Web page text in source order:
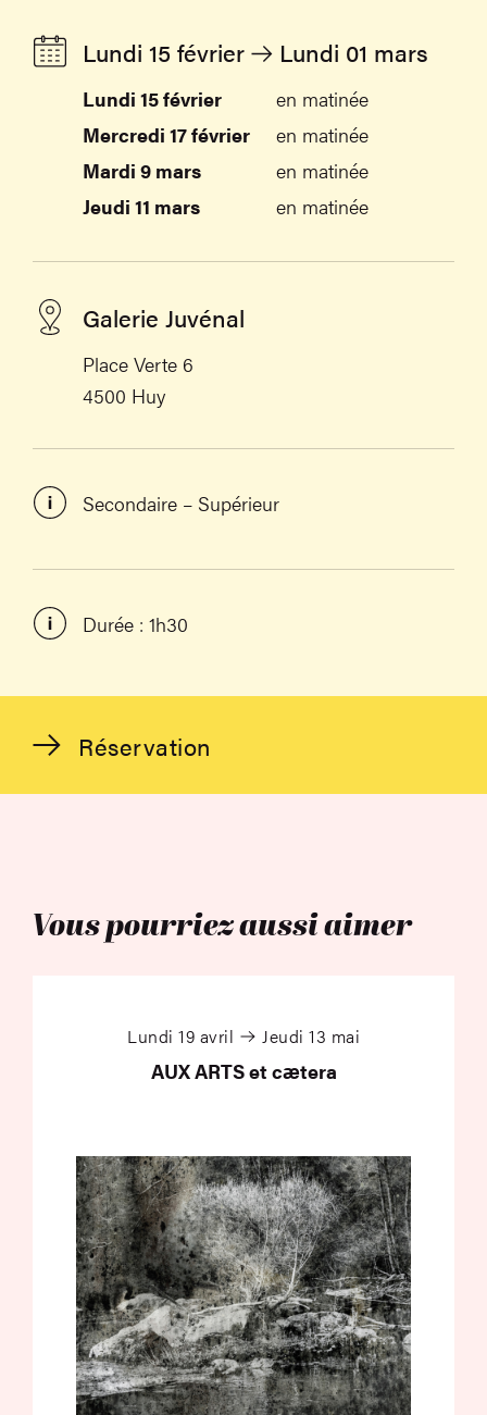
Réservation
Lundi 15 février Lundi 01 mars
Lundi 15 février
en matinée
Mercredi 17 février
en matinée
Mardi 9 mars
en matinée
Jeudi 11 mars
en matinée
Galerie Juvénal
Place Verte 6
4500 Huy
Secondaire – Supérieur
Durée : 1h30
Vous pourriez aussi aimer
Lundi 19 avril Jeudi 13 mai
AUX ARTS et cætera